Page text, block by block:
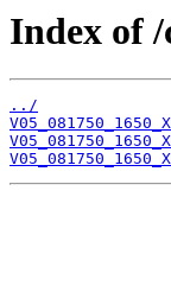
Index of /
../